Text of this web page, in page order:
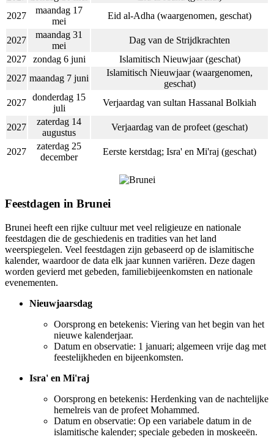
2027
maandag 17
mei
Eid al-Adha (waargenomen, geschat)
2027
maandag 31
mei
Dag van de Strijdkrachten
2027
zondag 6 juni
Islamitisch Nieuwjaar (geschat)
2027 maandag 7 juni
Islamitisch Nieuwjaar (waargenomen,
geschat)
2027
donderdag 15
juli
Verjaardag van sultan Hassanal Bolkiah
2027
zaterdag 14
augustus
Verjaardag van de profeet (geschat)
2027
zaterdag 25
december
Eerste kerstdag; Isra' en Mi'raj (geschat)
Feestdagen in Brunei
Brunei heeft een rijke cultuur met veel religieuze en nationale
feestdagen die de geschiedenis en tradities van het land
weerspiegelen. Veel feestdagen zijn gebaseerd op de islamitische
kalender, waardoor de data elk jaar kunnen variëren. Deze dagen
worden gevierd met gebeden, familiebijeenkomsten en nationale
evenementen.
Nieuwjaarsdag
Oorsprong en betekenis: Viering van het begin van het
nieuwe kalenderjaar.
Datum en observatie: 1 januari; algemeen vrije dag met
feestelijkheden en bijeenkomsten.
Isra' en Mi'raj
Oorsprong en betekenis: Herdenking van de nachtelijke
hemelreis van de profeet Mohammed.
Datum en observatie: Op een variabele datum in de
islamitische kalender; speciale gebeden in moskeeën.